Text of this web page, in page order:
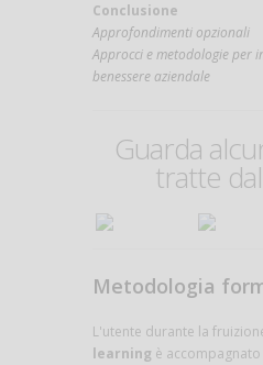
Conclusione
Approfondimenti opzionali
Approcci e metodologie per
benessere aziendale
Guarda
tratte
Metodologia
L'utente durante la
learning è